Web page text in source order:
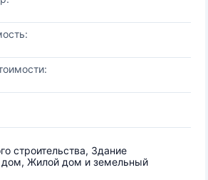
строительства, Здание
дом, Жилой дом и земельный